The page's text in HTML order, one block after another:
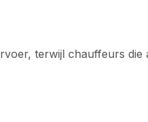
terwijl chauffeurs